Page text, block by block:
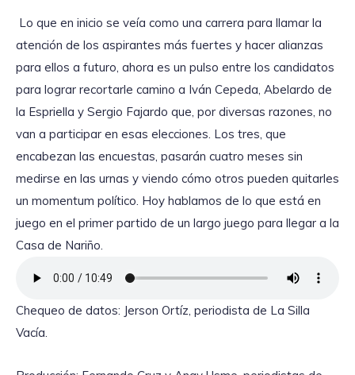
Lo que en inicio se veía como una carrera para llamar la
atención de los aspirantes más fuertes y hacer alianzas
para ellos a futuro, ahora es un pulso entre los candidatos
para lograr recortarle camino a Iván Cepeda, Abelardo de
la Espriella y Sergio Fajardo que, por diversas razones, no
van a participar en esas elecciones. Los tres, que
encabezan las encuestas, pasarán cuatro meses sin
medirse en las urnas y viendo cómo otros pueden quitarles
un momentum político. Hoy hablamos de lo que está en
juego en el primer partido de un largo juego para llegar a la
Casa de Nariño.
Chequeo de datos: Jerson Ortíz, periodista de La Silla
Vacía.